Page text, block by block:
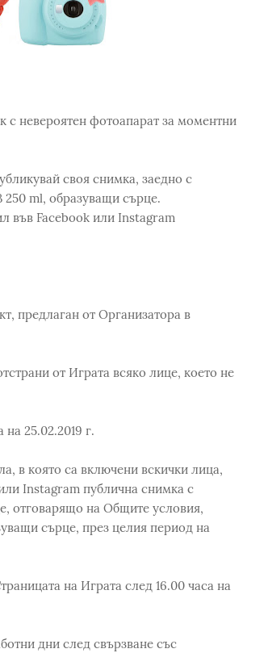
с невероятен фотоапарат за моментни
своя снимка, заедно с
ml, образуващи сърце.
във Facebook или Instagram
предлаган от Организатора в
от Играта всяко лице, което не
25.02.2019 г.
в която са включени вскички лица,
Instagram публична снимка с
отговарящо на Общите условия,
сърце, през целия период на
на Играта след 16.00 часа на
дни след свързване със